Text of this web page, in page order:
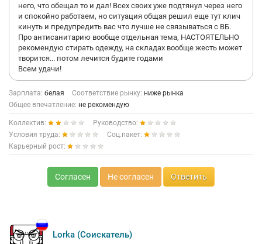
него, что обещал то и дал! Всех своих уже подтянул через него
и спокойно работаем, но ситуация общая решил еще тут клич
кинуть и предупредить вас что лучше не связываться с ВБ.
Про антисанитарию вообще отдельная тема, НАСТОЯТЕЛЬНО
рекомендую стирать одежду, на складах вообще жесть может
творится... потом лечится будите годами
Всем удачи!
Зарплата: белая Соответствие рынку: ниже рынка
Общее впечатление: не рекомендую
Коллектив:
Руководство:
Условия труда:
Соц.пакет:
Карьерный рост:
Согласен Не согласен Ответить
Lorka (Соискатель)